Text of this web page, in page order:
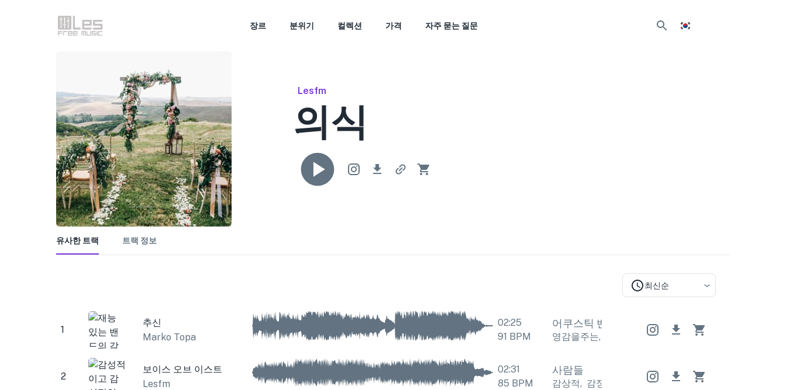
장르 분위기 컬렉션 가격 자주 묻는 질문
Lesfm
의식
유사한 트랙 트랙 정보
최신순
1
추신
Marko Topa
02:25
91 BPM
어쿠스틱 밴드 어쿠스틱 밴드 어쿠스틱 밴드
영감을주는, 영감을주는, 평화로운
2
보이스 오브 이스트
Lesfm
02:31
85 BPM
사람들
감상적, 감정적인 감상적 감정적인